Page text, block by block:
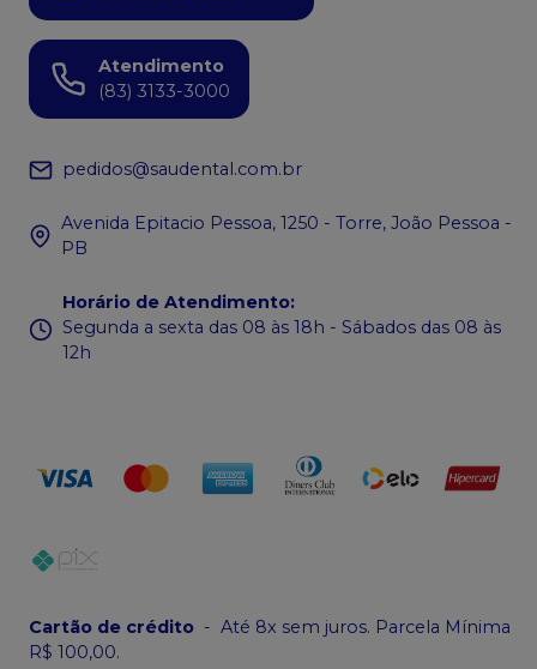
Atendimento
(83) 3133-3000
pedidos@saudental.com.br
Avenida Epitacio Pessoa, 1250 - Torre, João Pessoa -
PB
Horário de Atendimento:
Segunda a sexta das 08 às 18h - Sábados das 08 às
12h
Cartão de crédito - Até 8x sem juros. Parcela Mínima
R$ 100,00.